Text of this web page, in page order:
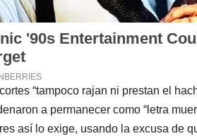
“tampoco rajan ni prestan el
a permanecer como “letra
así lo exige, usando la excusa de